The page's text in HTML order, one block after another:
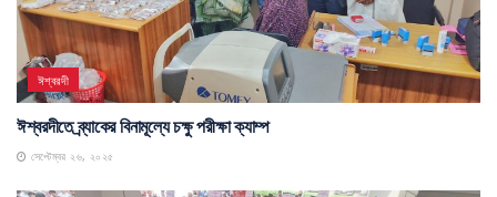
ঈশ্বরদী
ঈশ্বরদীতে ব্র্যাকের বিনামূল্যে চক্ষু পরীক্ষা ক্যাম্প
সেপ্টেম্বর ২৬, ২০২৫